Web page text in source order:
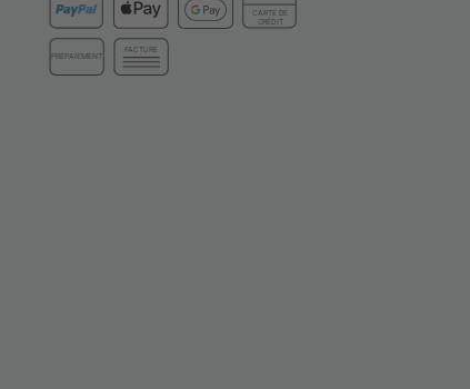
CARTE DE
CRÉDIT
PRÉPAIEMENT
FACTURE